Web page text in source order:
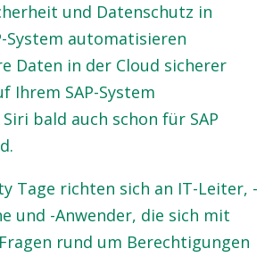
und Datenschutz in
System automatisieren
Daten in der Cloud sicherer
Ihrem SAP-System
bald auch schon für SAP
Tage richten sich an IT-Leiter, -
und -Anwender, die sich mit
rund um Berechtigungen